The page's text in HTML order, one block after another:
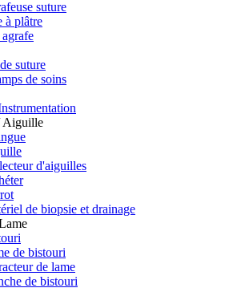
suture
à plâtre
suture
de soins
Aiguille
d'aiguilles
de biopsie et drainage
de bistouri
de lame
de bistouri